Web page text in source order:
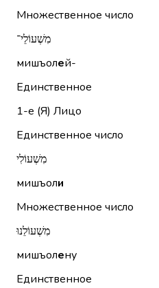
Множественное число
מִשְׁעוֹלֵי־
мишъолей-
Единственное
1-е (Я) Лицо
Единственное число
מִשְׁעוֹלִי
мишъоли
Множественное число
מִשְׁעוֹלֵנוּ
мишъолену
Единственное